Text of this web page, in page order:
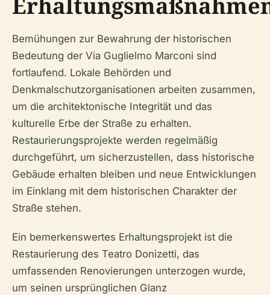
Bemühungen zur Bewahrung der historischen
Bedeutung der Via Guglielmo Marconi sind
fortlaufend. Lokale Behörden und
Denkmalschutzorganisationen arbeiten zusammen,
um die architektonische Integrität und das
kulturelle Erbe der Straße zu erhalten.
Restaurierungsprojekte werden regelmäßig
durchgeführt, um sicherzustellen, dass historische
Gebäude erhalten bleiben und neue Entwicklungen
im Einklang mit dem historischen Charakter der
Straße stehen.
Ein bemerkenswertes Erhaltungsprojekt ist die
Restaurierung des Teatro Donizetti, das
umfassenden Renovierungen unterzogen wurde,
um seinen ursprünglichen Glanz